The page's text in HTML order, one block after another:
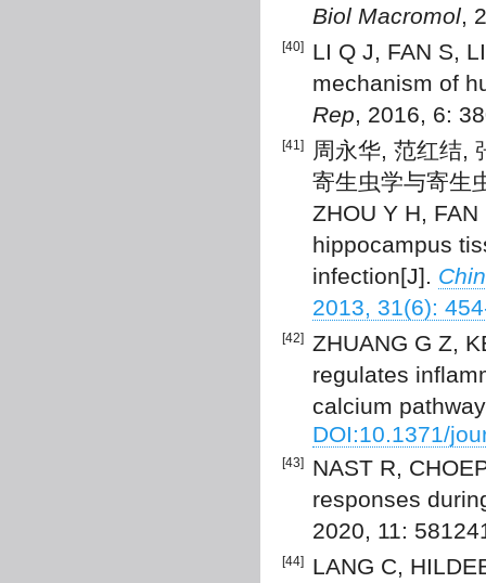
Biol Macromol,
[40]
LI Q J, FAN S,
mechanism of
Rep, 2016, 6:
[41]
周永华, 范红结,
寄生虫学与寄生
ZHOU Y H,
hippocampus
infection[J].
2013, 31(6):
[42]
ZHUANG G Z,
regulates
calcium
DOI:10.1371/
[43]
NAST R,
responses
2020, 11:
[44] LANG C,